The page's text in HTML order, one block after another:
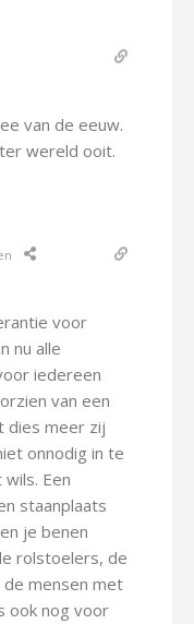
van de eeuw.
wereld ooit.
voor
nu alle
iedereen
van een
dies meer zij
onnodig in te
Een
staanplaats
je benen
rolstoelers, de
mensen met
ook nog voor